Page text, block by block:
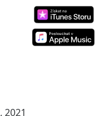
, 2021